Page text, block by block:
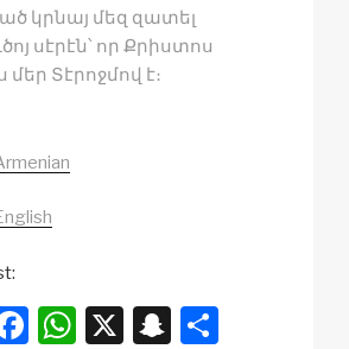
կրնայ մեզ զատել
սէրէն՝ որ Քրիստոս
մեր Տէրոջմով է։
F
W X
S